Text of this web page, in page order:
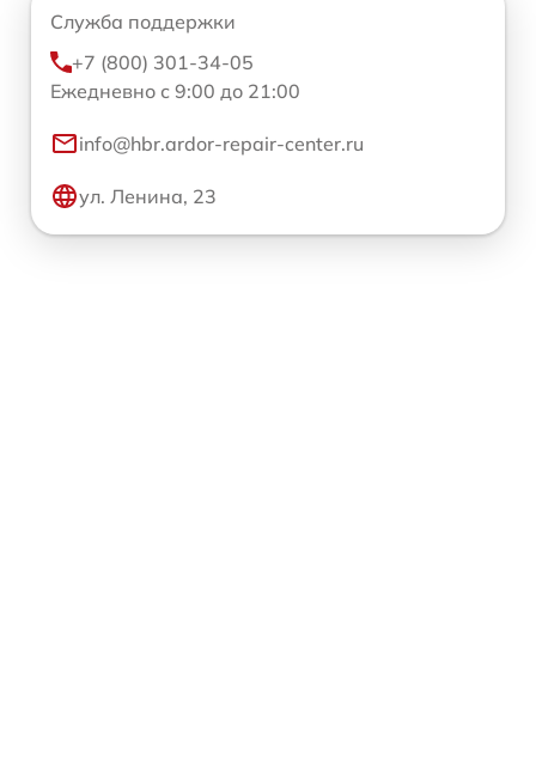
Служба поддержки
+7 (800) 301-34-05
Ежедневно с 9:00 до 21:00
info@hbr.ardor-repair-center.ru
ул. Ленина, 23